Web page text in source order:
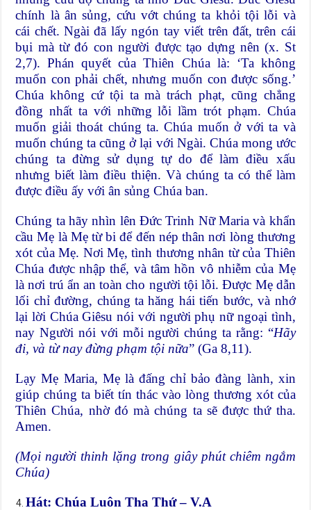
chính là ân sủng, cứu vớt chúng ta khỏi tội lỗi và
cái chết. Ngài đã lấy ngón tay viết trên đất, trên cái
bụi mà từ đó con người được tạo dựng nên (x. St
2,7). Phán quyết của Thiên Chúa là: ‘Ta không
muốn con phải chết, nhưng muốn con được sống.’
Chúa không cứ tội ta mà trách phạt, cũng chẳng
đồng nhất ta với những lỗi lầm trót phạm. Chúa
muốn giải thoát chúng ta. Chúa muốn ở với ta và
muốn chúng ta cũng ở lại với Ngài. Chúa mong ước
chúng ta đừng sử dụng tự do để làm điều xấu
nhưng biết làm điều thiện. Và chúng ta có thể làm
được điều ấy với ân sủng Chúa ban.
Chúng ta hãy nhìn lên Ðức Trinh Nữ Maria và khẩn
cầu Mẹ là Mẹ từ bi để đến nép thân nơi lòng thương
xót của Mẹ. Nơi Mẹ, tình thương nhân từ của Thiên
Chúa được nhập thể, và tâm hồn vô nhiễm của Mẹ
là nơi trú ẩn an toàn cho người tội lỗi. Ðược Mẹ dẫn
lối chỉ đường, chúng ta hăng hái tiến bước, và nhớ
lại lời Chúa Giêsu nói với người phụ nữ ngoại tình,
nay Người nói với mỗi người chúng ta rằng: “Hãy
đi, và từ nay đừng phạm tội nữa” (Ga 8,11).
Lạy Mẹ Maria, Mẹ là đấng chỉ bảo đàng lành, xin
giúp chúng ta biết tín thác vào lòng thương xót của
Thiên Chúa, nhờ đó mà chúng ta sẽ được thứ tha.
Amen.
(Mọi người thinh lặng trong giây phút chiêm ngắm
Chúa)
Hát: Chúa Luôn Tha Thứ – V.A